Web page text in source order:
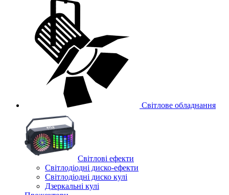
Світлове обладнання
Cвітлові ефекти
Світлодіодні диско-ефекти
Світлодіодні диско кулі
Дзеркальні кулі